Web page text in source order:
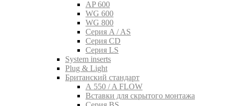
AP 600
WG 600
WG 800
Серия A / AS
Серия CD
Серия LS
System inserts
Plug & Light
Британский стандарт
A 550 / A FLOW
Вставки для скрытого монтажа